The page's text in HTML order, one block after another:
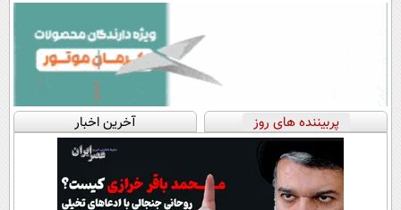
پربیننده های روز آخرین اخبار